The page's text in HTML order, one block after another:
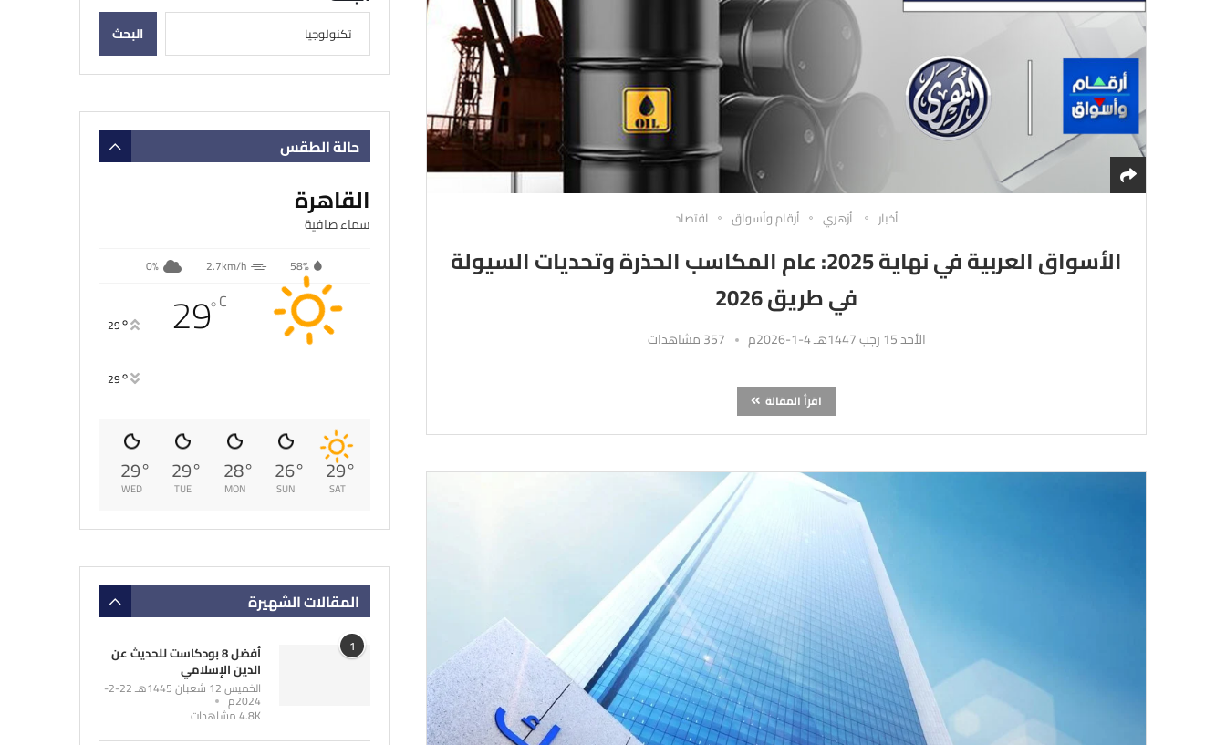
أخبار أزهري أرقام وأسواق اقتصاد
الأسواق العربية في نهاية 2025: عام المكاسب الحذرة وتحديات السيولة
في طريق 2026
الأحد 15 رجب 1447هـ 4-1-2026م 357 مشاهدات
اقرأ المقالة
البحث
حالة الطقس
القاهرة
سماء صافية
58%
2.7km/h
0%
29°C
29°
29°
29°
SAT
26°
SUN
28°
MON
29°
TUE
29°
WED
المقالات الشهيرة
1 أفضل 8 بودكاست للحديث عن
الدين الإسلامي
الخميس 12 شعبان 1445هـ 22-2-
2024م
4.8K مشاهدات